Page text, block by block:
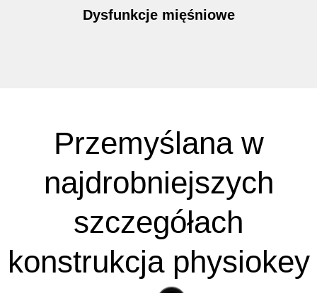
Dysfunkcje mięśniowe
Przemyślana w
najdrobniejszych
szczegółach
konstrukcja physiokey